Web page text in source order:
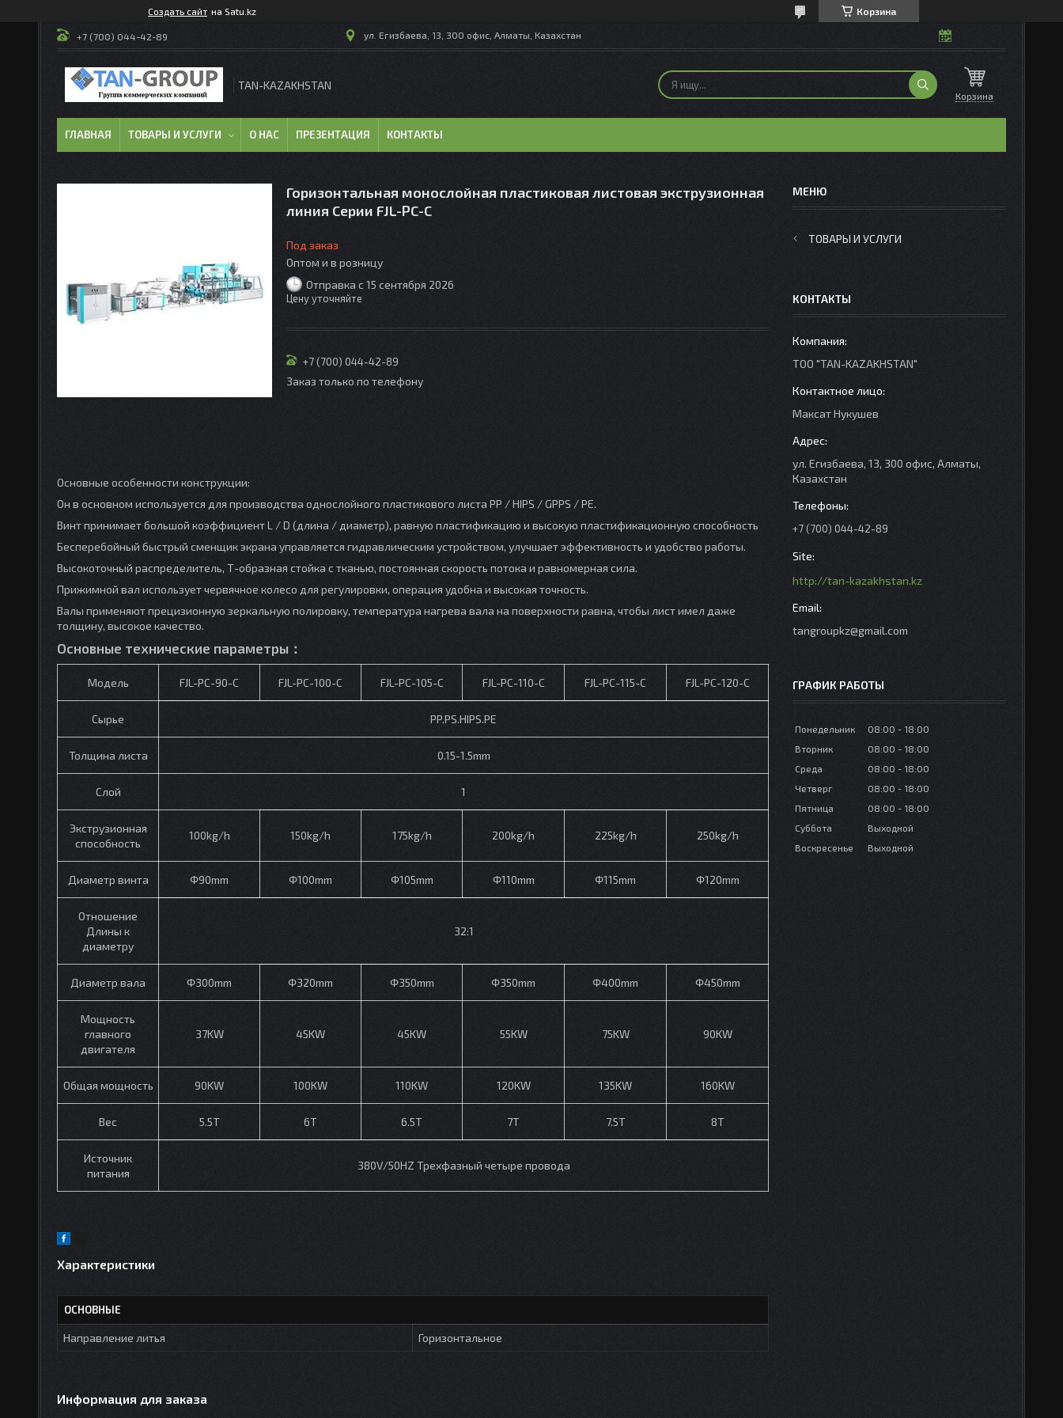
Создать сайт на Satu.kz Корзина
+7 (700) 044-42-89 ул. Егизбаева, 13, 300 офис, Алматы, Казахстан
TAN-KAZAKHSTAN
Корзина
ГЛАВНАЯ ТОВАРЫ И УСЛУГИ О НАС ПРЕЗЕНТАЦИЯ КОНТАКТЫ
Горизонтальная монослойная пластиковая листовая экструзионная
линия Серии FJL-PC-C
Под заказ
Оптом и в розницу
Отправка с 15 сентября 2026
Цену уточняйте
+7 (700) 044-42-89
Заказ только по телефону
Основные особенности конструкции:
Он в основном используется для производства однослойного пластикового листа PP / HIPS / GPPS / PE.
Винт принимает большой коэффициент L / D (длина / диаметр), равную пластификацию и высокую пластификационную способность
Бесперебойный быстрый сменщик экрана управляется гидравлическим устройством, улучшает эффективность и удобство работы.
Высокоточный распределитель, Т-образная стойка с тканью, постоянная скорость потока и равномерная сила.
Прижимной вал использует червячное колесо для регулировки, операция удобна и высокая точность.
Валы применяют прецизионную зеркальную полировку, температура нагрева вала на поверхности равна, чтобы лист имел даже
толщину, высокое качество.
Основные технические параметры ：
Модель FJL-PC-90-C FJL-PC-100-C FJL-PC-105-C FJL-PC-110-C FJL-PC-115-C FJL-PC-120-C
Сырье PP.PS.HIPS.PE
Толщина листа 0.15-1.5mm
Слой 1
Экструзионная
способность
100kg/h 150kg/h 175kg/h 200kg/h 225kg/h 250kg/h
Диаметр винта Φ90mm Φ100mm Φ105mm Φ110mm Φ115mm Φ120mm
Отношение
Длины к
диаметру
32:1
Диаметр вала Φ300mm Φ320mm Φ350mm Φ350mm Φ400mm Φ450mm
Мощность
главного
двигателя
37KW 45KW 45KW 55KW 75KW 90KW
Общая мощность 90KW 100KW 110KW 120KW 135KW 160KW
Вес 5.5T 6T 6.5T 7T 7.5T 8T
Источник
питания
380V/50HZ Трехфазный четыре провода
Характеристики
ОСНОВНЫЕ
Направление литья Горизонтальное
Информация для заказа
ТОВАРЫ И УСЛУГИ
КОНТАКТЫ
ТОО "TAN-KAZAKHSTAN"
Максат Нукушев
ул. Егизбаева, 13, 300 офис, Алматы,
Казахстан
+7 (700) 044-42-89
http://tan-kazakhstan.kz
tangroupkz@gmail.com
ГРАФИК РАБОТЫ
Понедельник 08:00
18:00
Вторник
08:00
18:00
Среда
08:00
18:00
Четверг
08:00
18:00
Пятница
08:00
18:00
Суббота
Выходной
Воскресенье
Выходной